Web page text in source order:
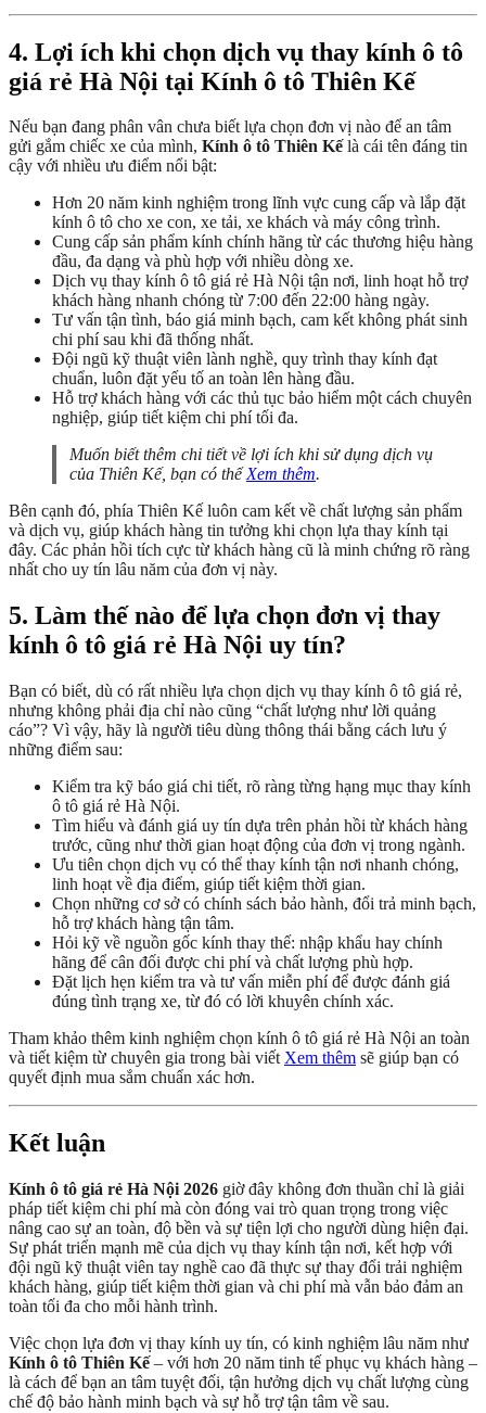
4. Lợi ích khi chọn dịch vụ thay kính ô tô
giá rẻ Hà Nội tại Kính ô tô Thiên Kế
Nếu bạn đang phân vân chưa biết lựa chọn đơn vị nào để an tâm
gửi gắm chiếc xe của mình, Kính ô tô Thiên Kếlà cái tên đáng tin
cậy với nhiều ưu điểm nổi bật:
Hơn 20 năm kinh nghiệm trong lĩnh vực cung cấp và lắp đặt
kính ô tô cho xe con, xe tải, xe khách và máy công trình.
Cung cấp sản phẩm kính chính hãng từ các thương hiệu hàng
đầu, đa dạng và phù hợp với nhiều dòng xe.
Dịch vụ thay kính ô tô giá rẻ Hà Nội tận nơi, linh hoạt hỗ trợ
khách hàng nhanh chóng từ 7:00 đến 22:00 hàng ngày.
Tư vấn tận tình, báo giá minh bạch, cam kết không phát sinh
chi phí sau khi đã thống nhất.
Đội ngũ kỹ thuật viên lành nghề, quy trình thay kính đạt
chuẩn, luôn đặt yếu tố an toàn lên hàng đầu.
Hỗ trợ khách hàng với các thủ tục bảo hiểm một cách chuyên
nghiệp, giúp tiết kiệm chi phí tối đa.
Muốn biết thêm chi tiết về lợi ích khi sử dụng dịch vụ
của Thiên Kế, bạn có thểXem thêm.
Bên cạnh đó, phía Thiên Kế luôn cam kết về chất lượng sản phẩm
và dịch vụ, giúp khách hàng tin tưởng khi chọn lựa thay kính tại
đây. Các phản hồi tích cực từ khách hàng cũ là minh chứng rõ ràng
nhất cho uy tín lâu năm của đơn vị này.
5. Làm thế nào để lựa chọn đơn vị thay
kính ô tô giá rẻ Hà Nội uy tín?
Bạn có biết, dù có rất nhiều lựa chọn dịch vụ thay kính ô tô giá rẻ,
nhưng không phải địa chỉ nào cũng “chất lượng như lời quảng
cáo”? Vì vậy, hãy là người tiêu dùng thông thái bằng cách lưu ý
những điểm sau:
Kiểm tra kỹ báo giá chi tiết, rõ ràng từng hạng mục thay kính
ô tô giá rẻ Hà Nội.
Tìm hiểu và đánh giá uy tín dựa trên phản hồi từ khách hàng
trước, cũng như thời gian hoạt động của đơn vị trong ngành.
Ưu tiên chọn dịch vụ có thể thay kính tận nơi nhanh chóng,
linh hoạt về địa điểm, giúp tiết kiệm thời gian.
Chọn những cơ sở có chính sách bảo hành, đổi trả minh bạch,
hỗ trợ khách hàng tận tâm.
Hỏi kỹ về nguồn gốc kính thay thế: nhập khẩu hay chính
hãng để cân đối được chi phí và chất lượng phù hợp.
Đặt lịch hẹn kiểm tra và tư vấn miễn phí để được đánh giá
đúng tình trạng xe, từ đó có lời khuyên chính xác.
Tham khảo thêm kinh nghiệm chọn kính ô tô giá rẻ Hà Nội an toàn
và tiết kiệm từ chuyên gia trong bài viết Xem thêm sẽ giúp bạn có
quyết định mua sắm chuẩn xác hơn.
Kết luận
Kính ô tô giá rẻ Hà Nội 2026 giờ đây không đơn thuần chỉ là giải
pháp tiết kiệm chi phí mà còn đóng vai trò quan trọng trong việc
nâng cao sự an toàn, độ bền và sự tiện lợi cho người dùng hiện đại.
Sự phát triển mạnh mẽ của dịch vụ thay kính tận nơi, kết hợp với
đội ngũ kỹ thuật viên tay nghề cao đã thực sự thay đổi trải nghiệm
khách hàng, giúp tiết kiệm thời gian và chi phí mà vẫn bảo đảm an
toàn tối đa cho mỗi hành trình.
Việc chọn lựa đơn vị thay kính uy tín, có kinh nghiệm lâu năm như
Kính ô tô Thiên Kế– với hơn 20 năm tinh tế phục vụ khách hàng –
là cách để bạn an tâm tuyệt đối, tận hưởng dịch vụ chất lượng cùng
chế độ bảo hành minh bạch và sự hỗ trợ tận tâm về sau.